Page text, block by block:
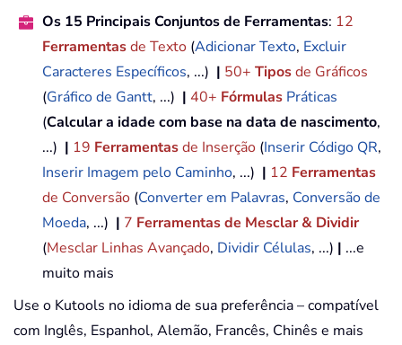
Os 15 Principais Conjuntos de Ferramentas: 12
Ferramentasde Texto (Adicionar Texto, Excluir
Caracteres Específicos, ...) | 50+ Tiposde Gráficos
(Gráfico de Gantt, ...) | 40+ Fórmulas Práticas
(Calcular a idade com base na data de nascimento,
...) | 19 Ferramentasde Inserção (Inserir Código QR,
Inserir Imagem pelo Caminho, ...) | 12 Ferramentas
de Conversão (Converter em Palavras, Conversão de
Moeda, ...) | 7 Ferramentas de Mesclar & Dividir
(Mesclar Linhas Avançado, Dividir Células, ...) | ...e
muito mais
Use o Kutools no idioma de sua preferência – compatível
com Inglês, Espanhol, Alemão, Francês, Chinês e mais